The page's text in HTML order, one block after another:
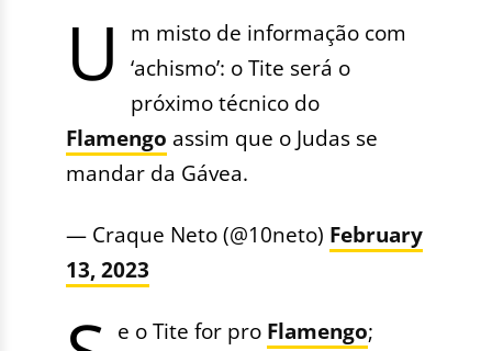
U
m misto de informação com
‘achismo’: o Tite será o
próximo técnico do
Flamengo assim que o Judas se
mandar da Gávea.
— Craque Neto (@10neto) February
13, 2023
e o Tite for pro Flamengo;